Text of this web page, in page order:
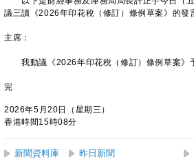
議三讀《2026年印花稅（修訂）條例草案》的發
主席：
我動議《2026年印花稅（修訂）條例草案》
完
2026年5月20日（星期三）
香港時間15時08分
新聞資料庫 昨日新聞